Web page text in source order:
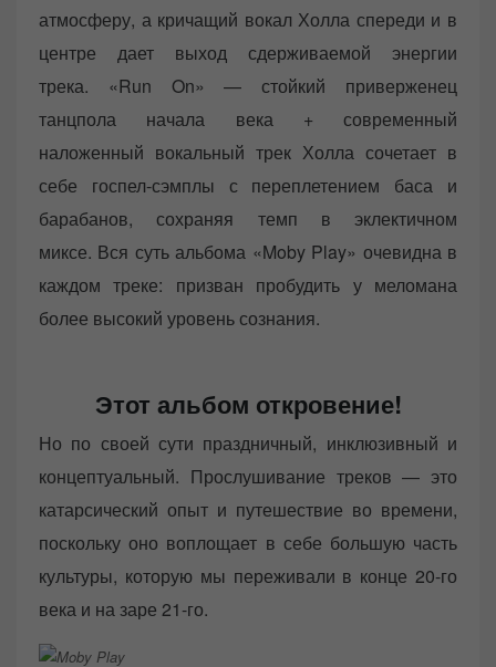
атмосферу, а кричащий вокал Холла спереди и в
центре дает выход сдерживаемой энергии
трека. «Run On» — стойкий приверженец
танцпола начала века + современный
наложенный вокальный трек Холла сочетает в
себе госпел-сэмплы с переплетением баса и
барабанов, сохраняя темп в эклектичном
миксе. Вся суть альбома «Moby Play» очевидна в
каждом треке: призван пробудить у меломана
более высокий уровень сознания.
Этот альбом откровение!
Но по своей сути праздничный, инклюзивный и
концептуальный. Прослушивание треков — это
катарсический опыт и путешествие во времени,
поскольку оно воплощает в себе большую часть
культуры, которую мы переживали в конце 20-го
века и на заре 21-го.